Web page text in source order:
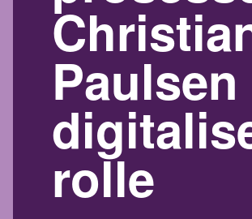
rolle